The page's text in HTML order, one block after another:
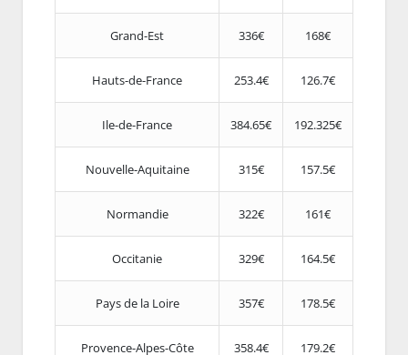
Grand-Est 336€ 168€
Hauts-de-France 253.4€ 126.7€
Ile-de-France 384.65€ 192.325€
Nouvelle-Aquitaine 315€ 157.5€
Normandie 322€ 161€
Occitanie 329€ 164.5€
Pays de la Loire 357€ 178.5€
Provence-Alpes-Côte 358.4€ 179.2€